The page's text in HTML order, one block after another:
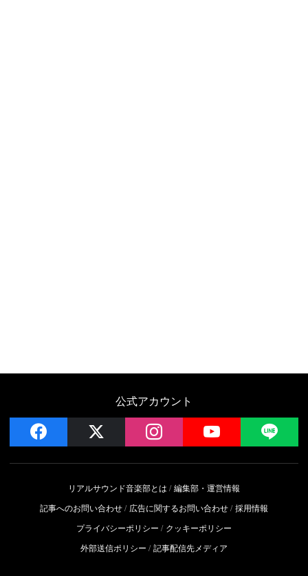
公式アカウント
facebook instagram YouTube
リアルサウンド音楽部とは
編集部・運営情報
記事へのお問い合わせ
広告に関するお問い合わせ 採用情報
プライバシーポリシー
クッキーポリシー
外部送信ポリシー
記事配信先メディア